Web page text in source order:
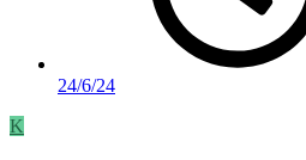
24/6/24
K